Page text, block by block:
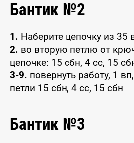
Бантик №2
1. Наберите цепочку из 35
2. во вторую петлю от
цепочке: 15 сбн, 4 сс, 15
3-9. повернуть работу, 1
петли 15 сбн, 4 сс, 15 сбн
Бантик №3